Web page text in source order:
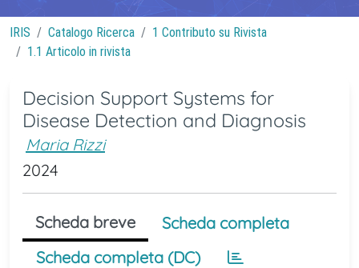
IRIS Catalogo Ricerca
1 Contributo su Rivista
1.1 Articolo in rivista
Decision Support Systems for
Disease Detection and Diagnosis
Maria Rizzi
2024
Scheda breve
Scheda completa
Scheda completa (DC)